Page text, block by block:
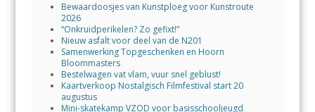
Bewaardoosjes van Kunstploeg voor Kunstroute
2026
“Onkruidperikelen? Zo gefixt!”
Nieuw asfalt voor deel van de N201
Samenwerking Topgeschenken en Hoorn
Bloommasters
Bestelwagen vat vlam, vuur snel geblust!
Kaartverkoop Nostalgisch Filmfestival start 20
augustus
Mini-skatekamp VZOD voor basisschooljeugd